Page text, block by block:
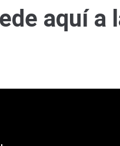
aquí a